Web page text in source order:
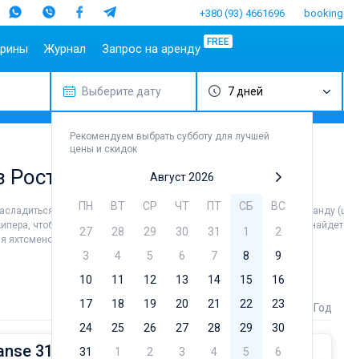
+380 (93) 4661696
Популярные
марины
Алимос Марина
Марина Далмация
Марина Баотич
Марина Мандалина
Марина Корнати
Марина Каштела
Дубровник
Марина Веруда
бренды
Fountaine
Испания
Ибица
Майорка
Тенерифе
Португалия
Мадейра
Италия
Неаполь
Сардиния
Сицилия
Журнал Запрос на аренду FREE
Выберите дату
Рекомендуем выбрать субботу для лучшей
цены и скидок
Август 2026
ПН ВТ СР ЧТ ПТ СБ
ВС
27
28 29 30 31 1
2
3
4 5 6 7 8
9
10
11 12 13 14 15
16
17
18 19 20 21 22
23
24
25 26 27 28 29
30
31
1 2 3 4 5 6
7 дней
незабываемыми видами в округе города. Наймите команду
чтобы лично управлять судном. В каталоге яхт в аренду вы
яхтсменов, которые не представляют себе жизни без паруса.
Стоимость Длина Год
315